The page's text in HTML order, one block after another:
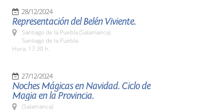
28/12/2024
Representación del Belén Viviente.
Santiago de la Puebla (Salamanca)
Santiago de la Puebla.
Hora: 17:30 h.
27/12/2024
Noches Mágicas en Navidad. Ciclo de
Magia en la Provincia.
(Salamanca)